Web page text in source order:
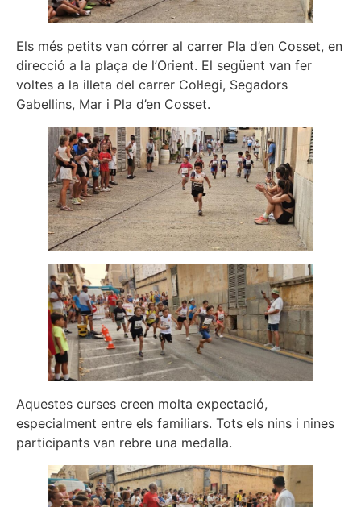
Els més petits van córrer al carrer Pla d’en Cosset, en
direcció a la plaça de l’Orient. El següent van fer
voltes a la illeta del carrer Col·legi, Segadors
Gabellins, Mar i Pla d’en Cosset.
Aquestes curses creen molta expectació,
especialment entre els familiars. Tots els nins i nines
participants van rebre una medalla.